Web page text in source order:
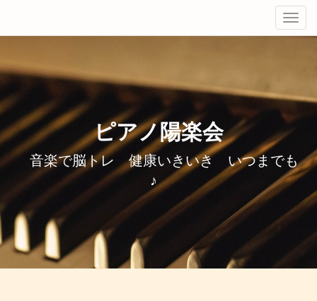
ピアノ陽楽会
音楽で脳トレ 健康いきいき いつまでも
♪